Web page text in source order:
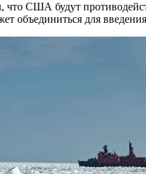
что США будут
объединиться для